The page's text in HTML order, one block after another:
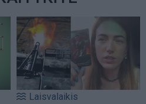
Laisvalaikis